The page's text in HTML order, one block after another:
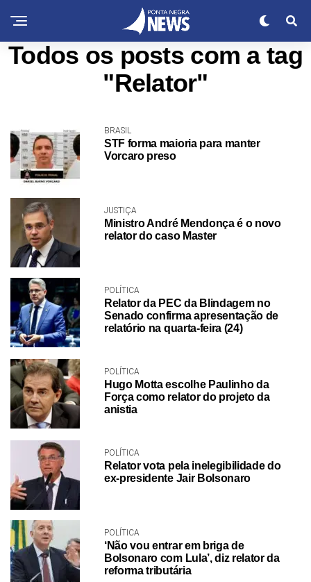
Todos os posts com a tag
"Relator"
BRASIL
STF forma maioria para manter
Vorcaro preso
JUSTIÇA
Ministro André Mendonça é o novo
relator do caso Master
POLÍTICA
Relator da PEC da Blindagem no
Senado confirma apresentação de
relatório na quarta-feira (24)
POLÍTICA
Hugo Motta escolhe Paulinho da
Força como relator do projeto da
anistia
POLÍTICA
Relator vota pela inelegibilidade do
ex-presidente Jair Bolsonaro
POLÍTICA
‘Não vou entrar em briga de
Bolsonaro com Lula’, diz relator da
reforma tributária